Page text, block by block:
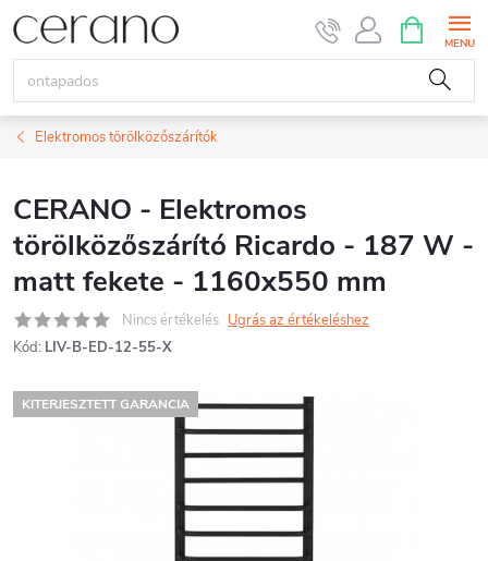
Ugrás
tartalomhoz
KOSÁR
Elektromos törölközőszárítók
CERANO - Elektromos
törölközőszárító Ricardo - 187 W -
matt fekete - 1160x550 mm
Nincs értékelés Ugrás az értékeléshez
Kód: LIV-B-ED-12-55-X
KITERJESZTETT GARANCIA